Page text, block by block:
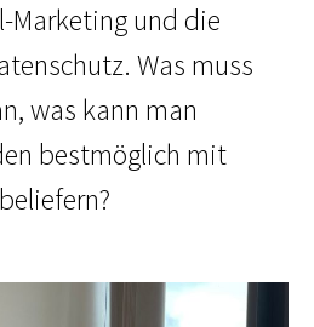
Marketing und die
Was muss
was kann man
bestmöglich mit